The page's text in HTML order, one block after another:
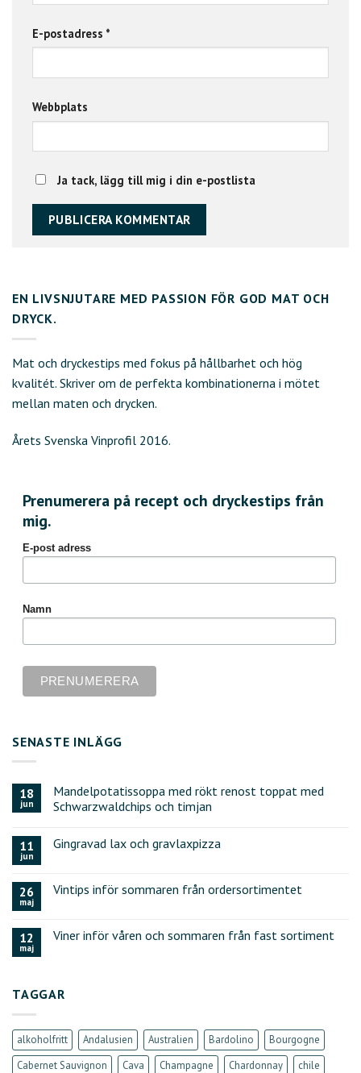
E-postadress *
Webbplats
Ja tack, lägg till mig i din e-postlista
EN LIVSNJUTARE MED PASSION FÖR GOD MAT OCH
DRYCK.
Mat och dryckestips med fokus på hållbarhet och hög
kvalitét. Skriver om de perfekta kombinationerna i mötet
mellan maten och drycken.
Årets Svenska Vinprofil 2016.
Prenumerera på recept och dryckestips från
mig.
E-post adress
Namn
SENASTE INLÄGG
18
jun
Mandelpotatissoppa med rökt renost toppat med
Schwarzwaldchips och timjan
11
jun
Gingravad lax och gravlaxpizza
26
maj
Vintips inför sommaren från ordersortimentet
12
maj
Viner inför våren och sommaren från fast sortiment
TAGGAR
alkoholfritt Andalusien Australien Bardolino
Bourgogne
Cabernet Sauvignon
Cava Champagne Chardonnay
chile